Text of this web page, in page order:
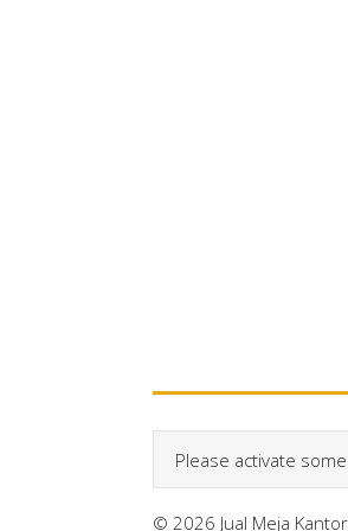
Please activate some
© 2026 Jual Meja